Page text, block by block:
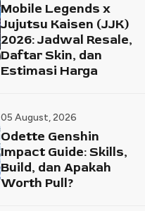
Mobile Legends x
Jujutsu Kaisen (JJK)
2026: Jadwal Resale,
Daftar Skin, dan
Estimasi Harga
05 August, 2026
Odette Genshin
Impact Guide: Skills,
Build, dan Apakah
Worth Pull?